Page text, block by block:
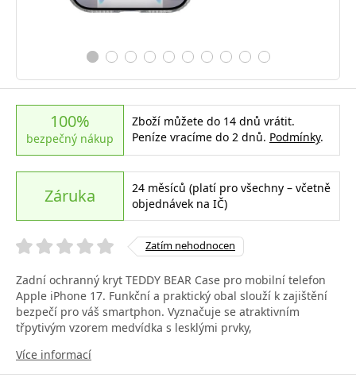
100%
bezpečný nákup
Zboží můžete do 14 dnů vrátit.
Peníze vracíme do 2 dnů. Podmínky.
Záruka
24 měsíců (platí pro všechny – včetně
objednávek na IČ)
Zatím nehodnocen
Zadní ochranný kryt TEDDY BEAR Case pro mobilní telefon
Apple iPhone 17. Funkční a praktický obal slouží k zajištění
bezpečí pro váš smartphon. Vyznačuje se atraktivním
třpytivým vzorem medvídka s lesklými prvky,
Více informací